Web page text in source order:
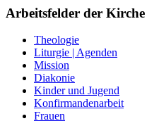
Arbeitsfelder der Kirche
Theologie
Liturgie | Agenden
Mission
Diakonie
Kinder und Jugend
Konfirmandenarbeit
Frauen